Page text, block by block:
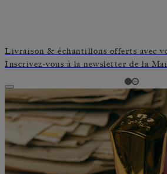
Livraison & échantillons offerts avec
Inscrivez-vous à la newsletter de la